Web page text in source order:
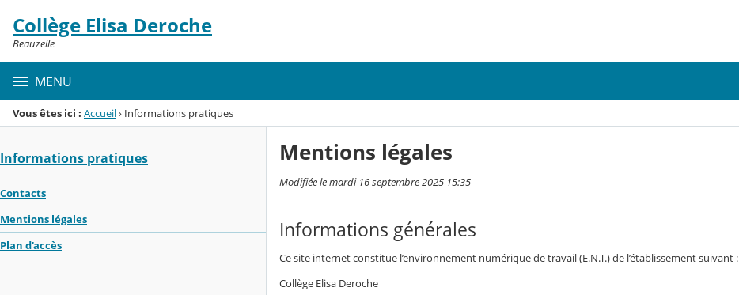
Menu de la rubrique
Contenu
Collège Elisa Deroche
Beauzelle
MENU
Vous êtes ici : Accueil› Informations pratiques
Informations pratiques
Contacts
Mentions légales
Plan d'accès
Mentions légales
Modifiée le mardi 16 septembre 2025 15:35
Informations générales
Ce site internet constitue l’environnement numérique de travail (E.N.T.) de l’établissement suivant :
Collège Elisa Deroche